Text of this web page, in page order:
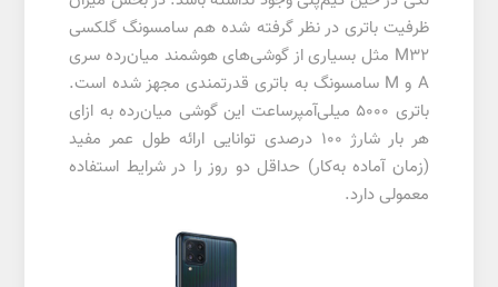
ظرفیت باتری در نظر گرفته شده هم سامسونگ گلکسی
M32 مثل بسیاری از گوشی‌های هوشمند میان‌رده سری
A و M‌ سامسونگ به باتری قدرتمندی مجهز شده است.
باتری 5000 میلی‌آمپر‌ساعت این گوشی میان‌رده به ازای
هر بار شارژ 100 درصدی توانایی ارائه طول عمر مفید
(زمان آماده به‌کار) حداقل دو روز را در شرایط استفاده
معمولی دارد.